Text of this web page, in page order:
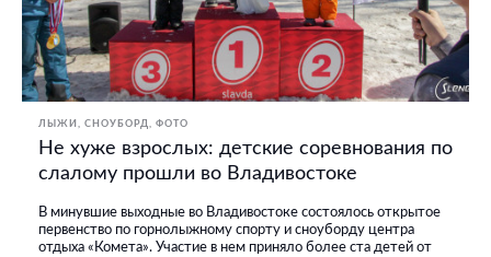
ЛЫЖИ, СНОУБОРД ФОТО
Не хуже взрослых: детские соревнования по
слалому прошли во Владивостоке
В минувшие выходные во Владивостоке состоялось открытое
первенство по горнолыжному спорту и сноуборду центра
отдыха «Комета». Участие в нем приняло более ста детей от